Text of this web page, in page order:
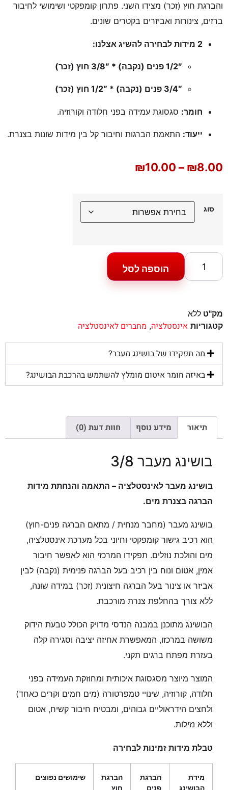
והברגת חוץ (זכר) מצידו השני. פתרון קומפקטי ושימושי לחיבור
ברזים, צינורות ואביזרים בקטרים שונים.
2 מידות לבחירה להשיג אצלנו:
1/2″ פנים (נקבה) * 3/8″ חוץ (זכר)
3/4″ פנים (נקבה) * 1/2″ חוץ (זכר)
חומר: סגסוגת עמידה בפני חלודה וקורוזיה.
ייעוד: התאמת הברגות וחיבור קל בין מידות שונות בצנרת.
₪8.00
–
₪10.00
סוג
הוספה לסל
מק"ט ללא
קטגוריות אינסטלציה, מחברים לאינסטלציה
מה תפקידו של בושינג מעבר?
באיזה חומר איטום מומלץ להשתמש בהרכבת הבושינג?
תיאור מידע נוסף חוות דעת (0)
בושינג מעבר 3/8
בושינג מעבר לאינסטלציה – התאמה והנחתת מידות
הברגה בצנרת מים.
בושינג מעבר (מחבר מנחית / מתאם הברגה פנים-חוץ)
הוא רכיב גישור קומפקטי וחיוני בכל מערכת אינסטלציה,
מים והולכת נוזלים. תפקידו המרכזי הוא לאפשר חיבור
אמין, אטום ונוח בין רכיב בעל הברגה פנימית (נקבה) לבין
אביזר או צינור בעל הברגה חיצונית (זכר) במידה שונה,
ללא צורך בהחלפת צנרת מורכבת.
הבושינג מתוכנן במבנה הנדסי מדויק הכולל טבעת הידוק
משושה במרכזו, המאפשרת אחיזה יציבה וסגירה קלה
בעזרת מפתח ברגים תקני.
המוצר מיוצר מסגסוגת איכותית ומחוזקת העמידה בפני
חלודה, קורוזיה, שינויי טמפרטורה (מים חמים וקרים כאחד)
ולחצים הידראוליים גבוהים, ומבטיח חיבור קשיח, אטום
וללא נזילות.
טבלת מידות זמינות לבחירה
מידת
הבושינג
הברגת
פנים
הברגת
חוץ
שימושים נפוצים